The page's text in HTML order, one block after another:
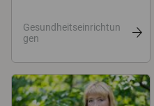
Gesundheitseinrichtun
gen